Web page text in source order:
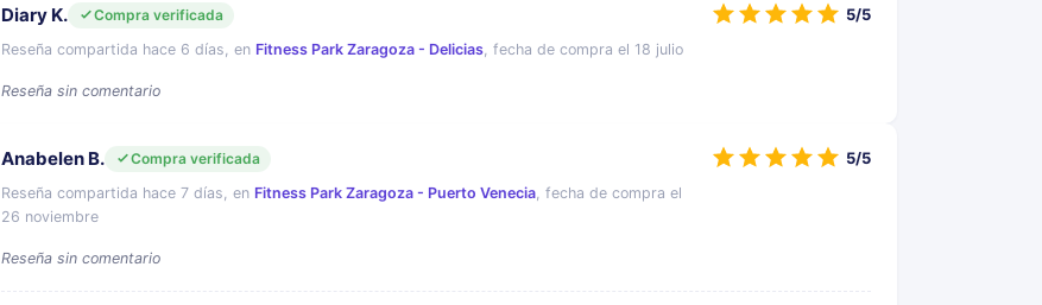
Diary K.
Compra verificada
Reseña compartida hace 6 días, en Fitness Park Zaragoza - Delicias, fecha de compra el 18 julio
Reseña sin comentario
5/5
Anabelen B.
Compra verificada
Reseña compartida hace 7 días, en Fitness Park Zaragoza - Puerto Venecia, fecha de compra el
26 noviembre
Reseña sin comentario
5/5